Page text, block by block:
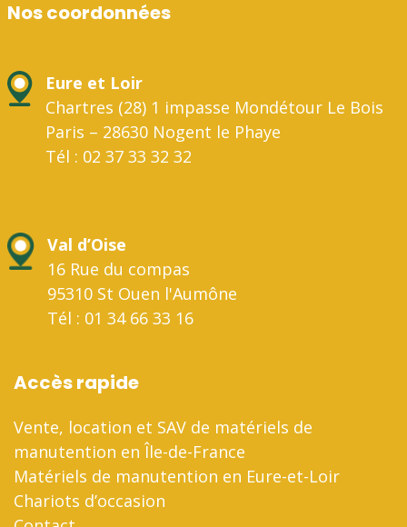
Nos coordonnées
Eure et Loir
Chartres (28) 1 impasse Mondétour Le Bois
Paris – 28630 Nogent le Phaye
Tél : 02 37 33 32 32
Val d’Oise
16 Rue du compas
95310 St Ouen l'Aumône
Tél : 01 34 66 33 16
Accès rapide
Vente, location et SAV de matériels de
manutention en Île-de-France
Matériels de manutention en Eure-et-Loir
Chariots d’occasion